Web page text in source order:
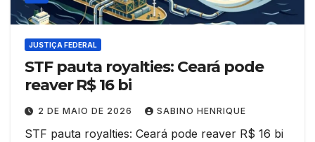
JUSTIÇA FEDERAL
STF pauta royalties: Ceará pode
reaver R$ 16 bi
2 DE MAIO DE 2026 SABINO HENRIQUE
STF pauta royalties: Ceará pode reaver R$ 16 bi